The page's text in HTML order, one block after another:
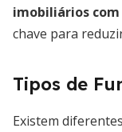
imobiliários
chave para
Tipos de
Existem